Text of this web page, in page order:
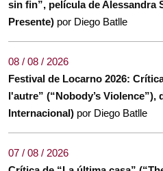
sin fin”, película de Alessandra
Presente) por Diego Batlle
08 / 08 / 2026
Festival de Locarno 2026:
l'autre” (“Nobody’s Violence”),
Internacional) por Diego Batlle
07 / 08 / 2026